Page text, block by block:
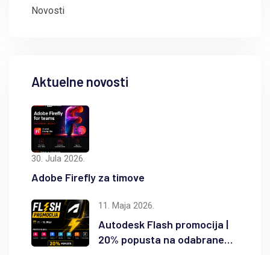
Novosti
Aktuelne novosti
30. Jula 2026.
Adobe Firefly za timove
11. Maja 2026.
Autodesk Flash promocija |
20% popusta na odabrane